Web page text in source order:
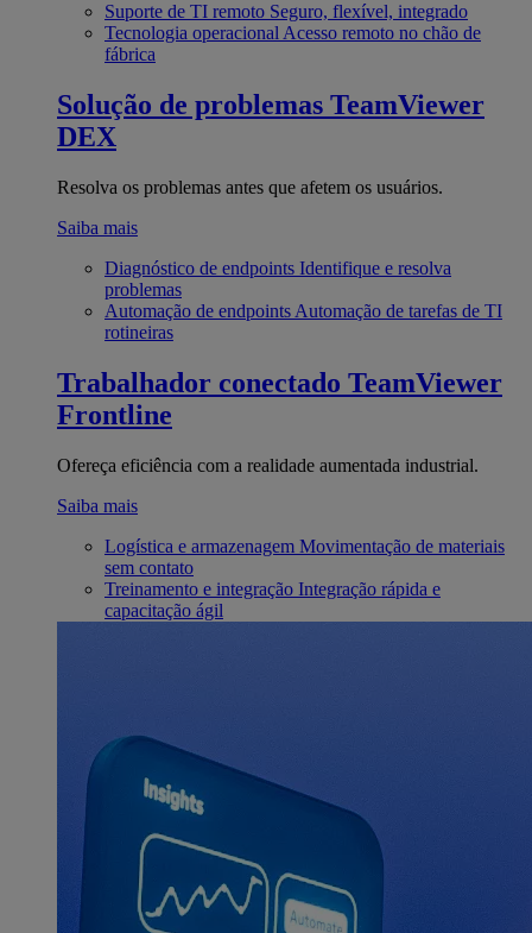
Suporte de TI remoto Seguro, flexível, integrado
Tecnologia operacional Acesso remoto no chão de
fábrica
Solução de problemas TeamViewer
DEX
Resolva os problemas antes que afetem os usuários.
Saiba mais
Diagnóstico de endpoints Identifique e resolva
problemas
Automação de endpoints Automação de tarefas de TI
rotineiras
Trabalhador conectado TeamViewer
Frontline
Ofereça eficiência com a realidade aumentada industrial.
Saiba mais
Logística e armazenagem Movimentação de materiais
sem contato
Treinamento e integração Integração rápida e
capacitação ágil